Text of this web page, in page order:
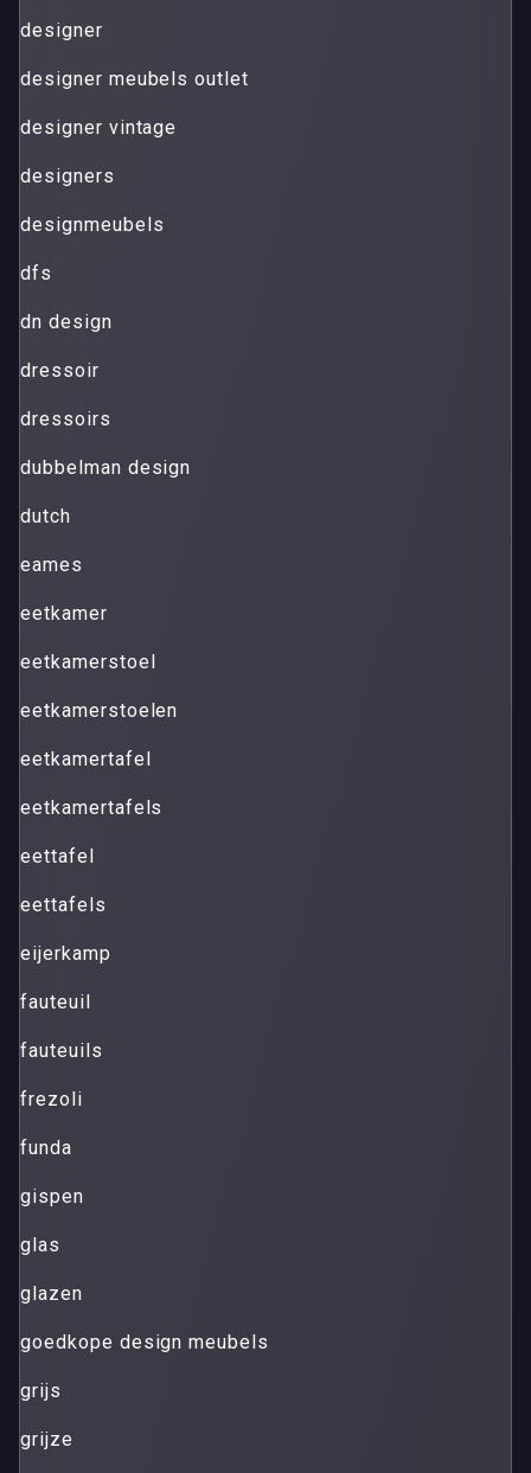
designer
designer meubels outlet
designer vintage
designers
designmeubels
dfs
dn design
dressoir
dressoirs
dubbelman design
dutch
eames
eetkamer
eetkamerstoel
eetkamerstoelen
eetkamertafel
eetkamertafels
eettafel
eettafels
eijerkamp
fauteuil
fauteuils
frezoli
funda
gispen
glas
glazen
goedkope design meubels
grijs
grijze